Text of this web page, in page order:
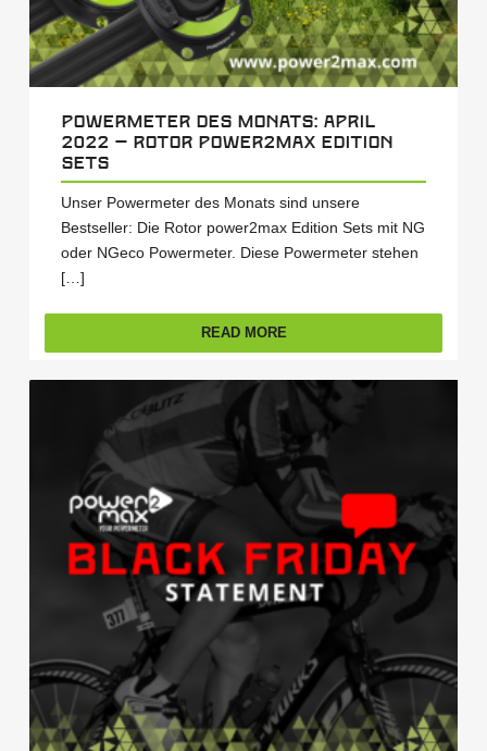
Powermeter des Monats: April
2022 – Rotor power2max Edition
Sets
Unser Powermeter des Monats sind unsere
Bestseller: Die Rotor power2max Edition Sets mit NG
oder NGeco Powermeter. Diese Powermeter stehen
[…]
READ MORE